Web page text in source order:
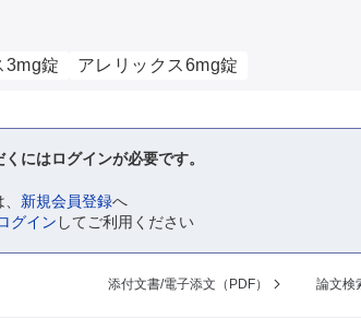
3mg錠 アレリックス6mg錠
にはログインが必要です。
新規会員登録へ
グイン してご利用ください
添付文書/電子添文（PDF） 論文検